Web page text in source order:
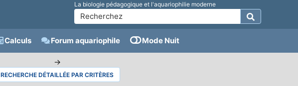
La biologie pédagogique et l'aquariophilie moderne
Calculs Forum aquariophile Mode Nuit
→
RECHERCHE DÉTAILLÉE PAR CRITÈRES